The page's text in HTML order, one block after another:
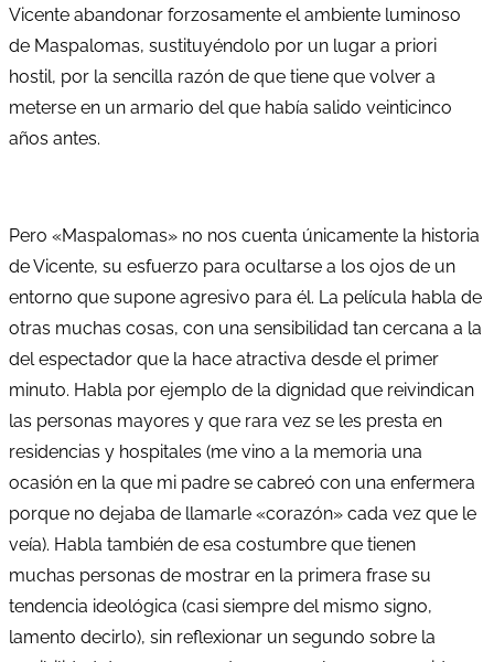
Vicente abandonar forzosamente el ambiente luminoso
de Maspalomas, sustituyéndolo por un lugar a priori
hostil, por la sencilla razón de que tiene que volver a
meterse en un armario del que había salido veinticinco
años antes.
Pero «Maspalomas» no nos cuenta únicamente la historia
de Vicente, su esfuerzo para ocultarse a los ojos de un
entorno que supone agresivo para él. La película habla de
otras muchas cosas, con una sensibilidad tan cercana a la
del espectador que la hace atractiva desde el primer
minuto. Habla por ejemplo de la dignidad que reivindican
las personas mayores y que rara vez se les presta en
residencias y hospitales (me vino a la memoria una
ocasión en la que mi padre se cabreó con una enfermera
porque no dejaba de llamarle «corazón» cada vez que le
veía). Habla también de esa costumbre que tienen
muchas personas de mostrar en la primera frase su
tendencia ideológica (casi siempre del mismo signo,
lamento decirlo), sin reflexionar un segundo sobre la